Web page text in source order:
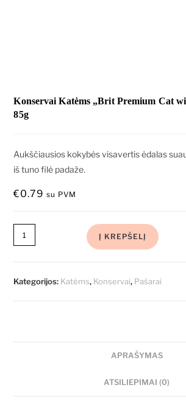
Konservai Katėms „Brit Premium Cat
85g
Aukščiausios kokybės visavertis ėdalas
iš tuno filė padaže.
€0.79 su PVM
Į KREPŠELĮ
Kategorijos: Katėms, Konservai, Pašarai
APRAŠYMAS
ATSILIEPIMAI (0)